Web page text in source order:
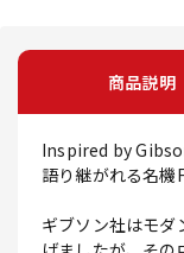
商品説明
Inspired by
語り継がれる名機
ギブソン社はモ